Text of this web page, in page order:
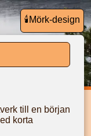
🕯️Mörk-design
till en början
korta